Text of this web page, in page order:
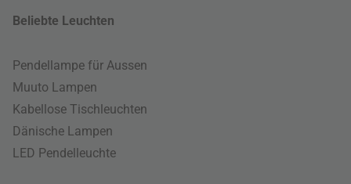
Beliebte Leuchten
Pendellampe für Aussen
Muuto Lampen
Kabellose Tischleuchten
Dänische Lampen
LED Pendelleuchte